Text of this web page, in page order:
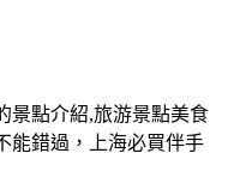
景點介紹,旅游景點美食
能錯過，上海必買伴手